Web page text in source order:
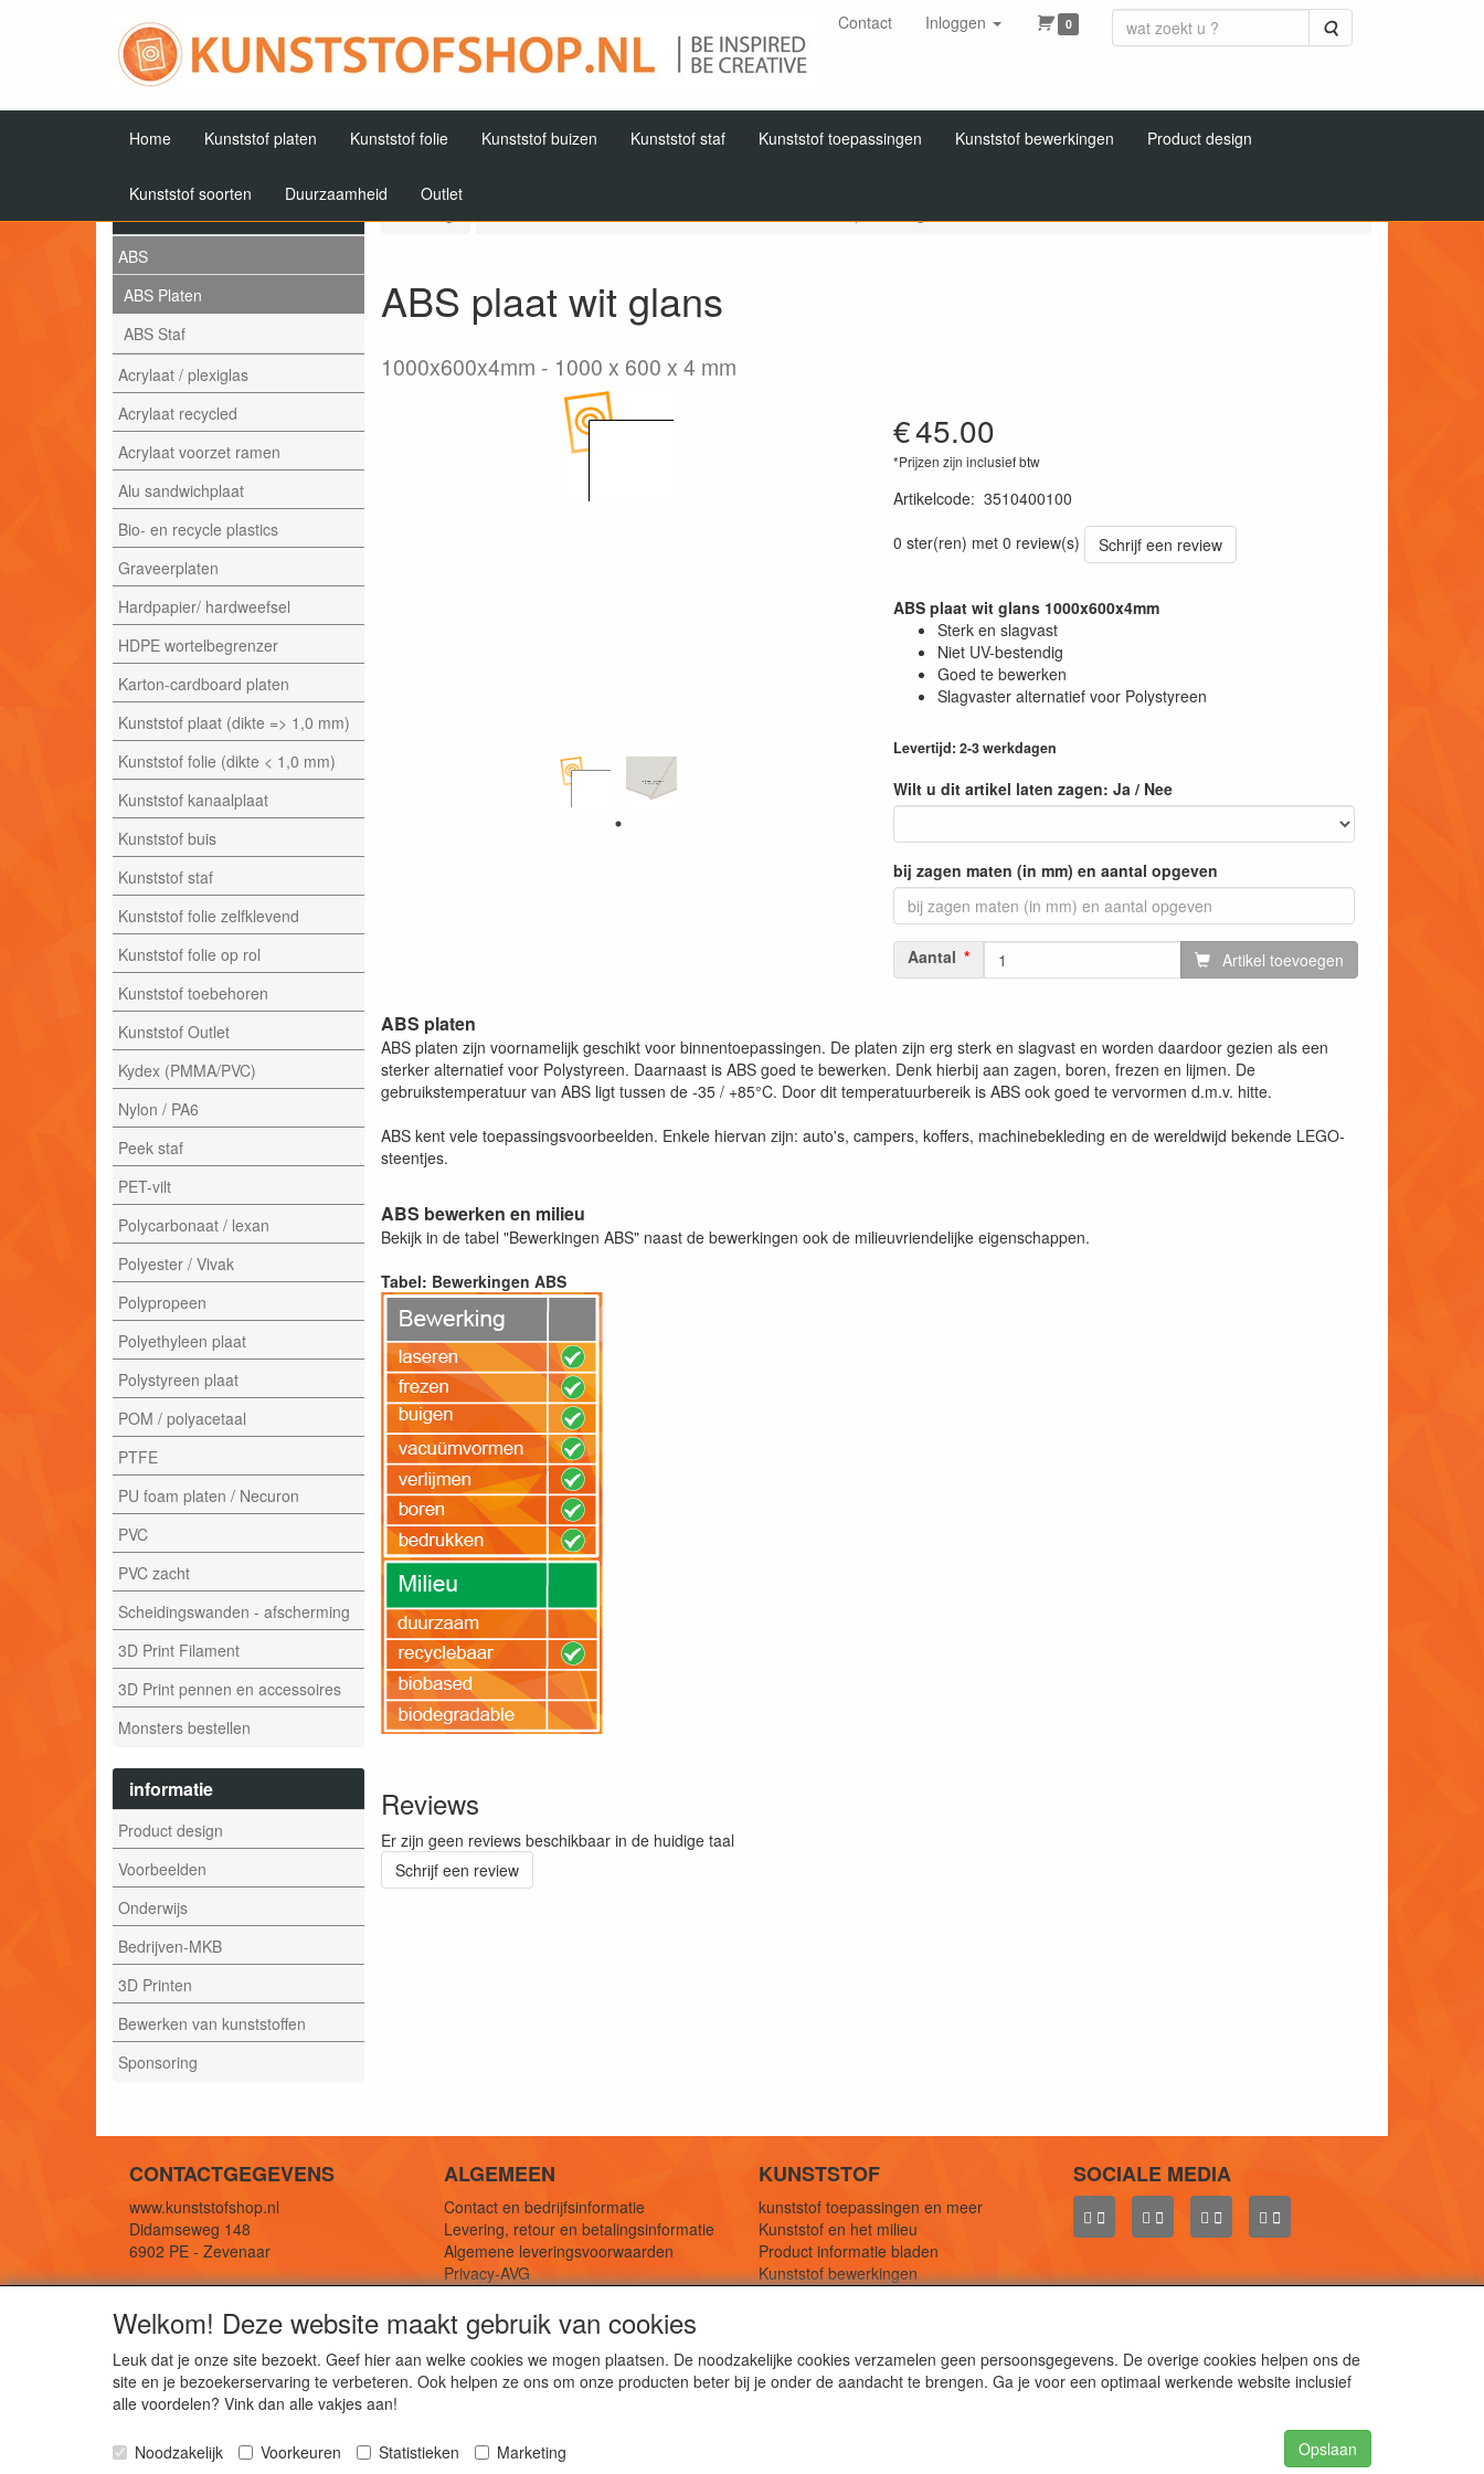
Contact Inloggen 0 Zoeken
Home Kunststof platen Kunststof folie Kunststof buizen Kunststof staf Kunststof toepassingen Kunststof bewerkingen Product design
Kunststof soorten Duurzaamheid Outlet
ABS
ABS Platen
ABS Staf
Acrylaat / plexiglas
Acrylaat recycled
Acrylaat voorzet ramen
Alu sandwichplaat
Bio- en recycle plastics
Graveerplaten
Hardpapier/ hardweefsel
HDPE wortelbegrenzer
Karton-cardboard platen
Kunststof plaat (dikte => 1,0 mm)
Kunststof folie (dikte < 1,0 mm)
Kunststof kanaalplaat
Kunststof buis
Kunststof staf
Kunststof folie zelfklevend
Kunststof folie op rol
Kunststof toebehoren
Kunststof Outlet
Kydex (PMMA/PVC)
Nylon / PA6
Peek staf
PET-vilt
Polycarbonaat / lexan
Polyester / Vivak
Polypropeen
Polyethyleen plaat
Polystyreen plaat
POM / polyacetaal
PTFE
PU foam platen / Necuron
PVC
PVC zacht
Scheidingswanden - afscherming
3D Print Filament
3D Print pennen en accessoires
Monsters bestellen
informatie
Product design
Voorbeelden
Onderwijs
Bedrijven-MKB
3D Printen
Bewerken van kunststoffen
Sponsoring
ABS plaat wit glans
1000x600x4mm 1000 x 600 x 4 mm
€45.00
*Prijzen zijn inclusief btw
Artikelcode: 3510400100
0 ster(ren) met 0 review(s)
Schrijf een review
ABS plaat wit glans 1000x600x4mm
Sterk en slagvast
Niet UV-bestendig
Goed te bewerken
Slagvaster alternatief voor Polystyreen
Levertijd: 2-3 werkdagen
Wilt u dit artikel laten zagen: Ja / Nee
bij zagen maten (in mm) en aantal opgeven
Aantal Artikel toevoegen
ABS platen
ABS platen zijn voornamelijk geschikt voor binnentoepassingen. De platen zijn erg sterk en slagvast en worden daardoor gezien als een
sterker alternatief voor Polystyreen. Daarnaast is ABS goed te bewerken. Denk hierbij aan zagen, boren, frezen en lijmen. De
gebruikstemperatuur van ABS ligt tussen de -35 / +85°C. Door dit temperatuurbereik is ABS ook goed te vervormen d.m.v. hitte.
ABS kent vele toepassingsvoorbeelden. Enkele hiervan zijn: auto's, campers, koffers, machinebekleding en de wereldwijd bekende LEGO-
steentjes.
ABS bewerken en milieu
Bekijk in de tabel "Bewerkingen ABS" naast de bewerkingen ook de milieuvriendelijke eigenschappen.
Tabel: Bewerkingen ABS
Reviews
Er zijn geen reviews beschikbaar in de huidige taal
Schrijf een review
CONTACTGEGEVENS
www.kunststofshop.nl
Didamseweg 148
6902 PE - Zevenaar
Telefoon: +31 (0) 316 241 994
ALGEMEEN
Contact en bedrijfsinformatie
Levering, retour en betalingsinformatie
Algemene leveringsvoorwaarden
Privacy-AVG
KUNSTSTOF
kunststof toepassingen en meer
Kunststof en het milieu
Product informatie bladen
Kunststof bewerkingen
SOCIALE MEDIA
De webshop voor kunststof platen, folies, buizen en staf materiaal.
Welkom! Deze website maakt gebruik van cookies
Leuk dat je onze site bezoekt. Geef hier aan welke cookies we mogen plaatsen. De noodzakelijke cookies verzamelen geen persoonsgegevens. De overige cookies helpen ons de
site en je bezoekerservaring te verbeteren. Ook helpen ze ons om onze producten beter bij je onder de aandacht te brengen. Ga je voor een optimaal werkende website inclusief
alle voordelen? Vink dan alle vakjes aan!
Noodzakelijk Voorkeuren Statistieken Marketing Opslaan